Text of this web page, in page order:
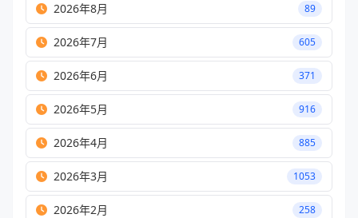
2026年8月 89
2026年7月 605
2026年6月 371
2026年5月 916
2026年4月 885
2026年3月 1053
2026年2月 258